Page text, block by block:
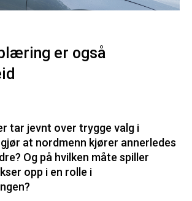
er også
tar jevnt over trygge valg i
at nordmenn kjører annerledes
Og på hvilken måte spiller
opp i en rolle i